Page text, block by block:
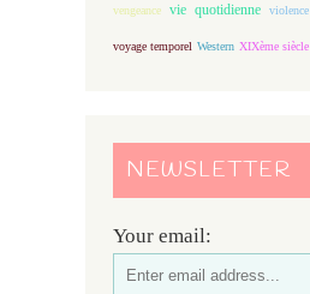
vengeance vie quotidienne violence
voyage temporel Western XIXème siècle
NEWSLETTER
Your email: